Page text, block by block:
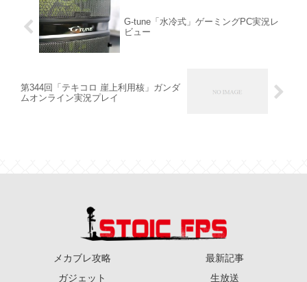
G-tune「水冷式」ゲーミングPC実況レ
ビュー
第344回「テキコロ 崖上利用核」ガンダ
ムオンライン実況プレイ
メカブレ攻略
最新記事
ガジェット
生放送